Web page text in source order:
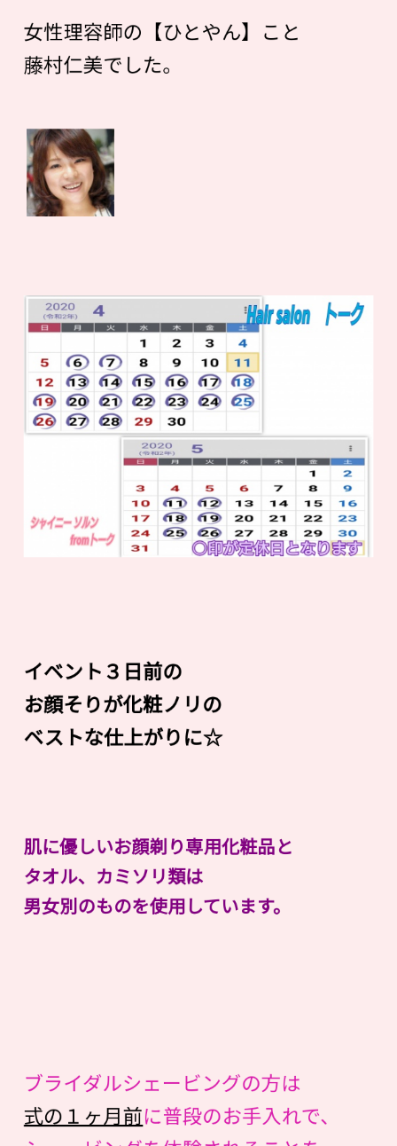
女性理容師の【ひとやん】こと
藤村仁美でした。
イベント３日前の
お顔そりが化粧ノリの
ベストな仕上がりに☆
肌に優しいお顔剃り専用化粧品と
タオル、カミソリ類は
男女別のものを使用しています。
ブライダルシェービングの方は
式の１ヶ月前に普段のお手入れで、